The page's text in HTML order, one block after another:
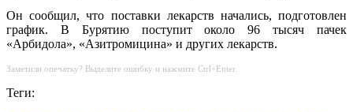
Он сообщил, что поставки лекарств начались, подготовлен
график. В Бурятию поступит около 96 тысяч пачек
«Арбидола», «Азитромицина» и других лекарств.
Заметили опечатку? Выделите ошибку и нажмите Ctrl+Enter.
Теги: